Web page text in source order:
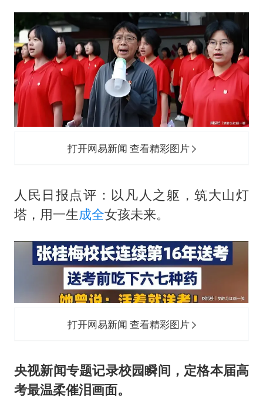
打开网易新闻 查看精彩图片
人民日报点评：以凡人之躯，筑大山灯
塔，用一生成全女孩未来。
打开网易新闻 查看精彩图片
央视新闻专题记录校园瞬间，定格本届高
考最温柔催泪画面。